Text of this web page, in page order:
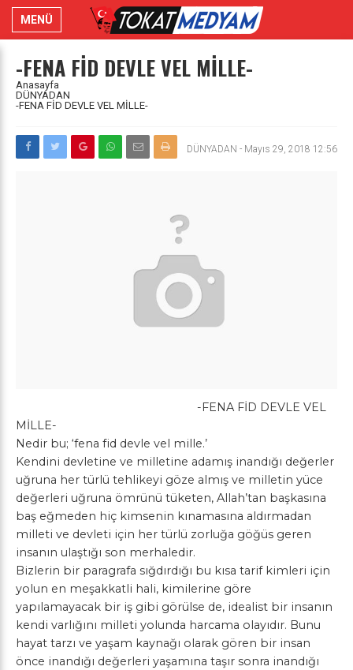
MENÜ
-FENA FİD DEVLE VEL MİLLE-
Anasayfa
DÜNYADAN
-FENA FİD DEVLE VEL MİLLE-
DÜNYADAN - Mayıs 29, 2018 12:56
-FENA FİD DEVLE VEL
MİLLE-
Nedir bu; ‘fena fid devle vel mille.’
Kendini devletine ve milletine adamış inandığı değerler
uğruna her türlü tehlikeyi göze almış ve milletin yüce
değerleri uğruna ömrünü tüketen, Allah’tan başkasına
baş eğmeden hiç kimsenin kınamasına aldırmadan
milleti ve devleti için her türlü zorluğa göğüs geren
insanın ulaştığı son merhaledir.
Bizlerin bir paragrafa sığdırdığı bu kısa tarif kimleri için
yolun en meşakkatli hali, kimilerine göre
yapılamayacak bir iş gibi görülse de, idealist bir insanın
kendi varlığını milleti yolunda harcama olayıdır. Bunu
hayat tarzı ve yaşam kaynağı olarak gören bir insan
önce inandığı değerleri yaşamına taşır sonra inandığı